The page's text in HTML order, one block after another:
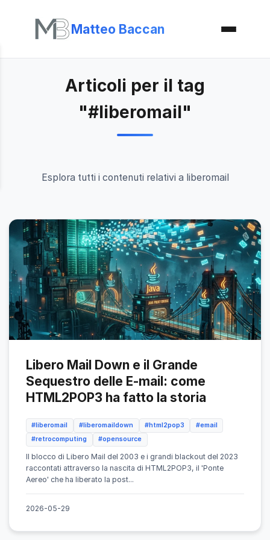
Matteo Baccan
Articoli per il tag
"#liberomail"
Esplora tutti i contenuti relativi a liberomail
Libero Mail Down e il Grande
Sequestro delle E-mail: come
HTML2POP3 ha fatto la storia
#liberomail #liberomaildown #html2pop3
#email
#retrocomputing
#opensource
Il blocco di Libero Mail del 2003 e i grandi blackout del 2023
raccontati attraverso la nascita di HTML2POP3, il 'Ponte
Aereo' che ha liberato la post...
2026-05-29